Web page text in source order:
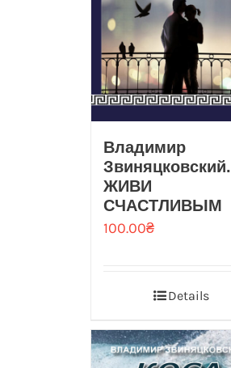
Владимир
Звиняцковский.
ЖИВИ
СЧАСТЛИВЫМ
100.00₴
Details